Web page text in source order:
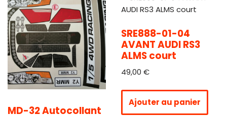
MD-32 Autocollant
SRE888-01-04
AVANT AUDI RS3
ALMS court
49,00 €
Ajouter au panier